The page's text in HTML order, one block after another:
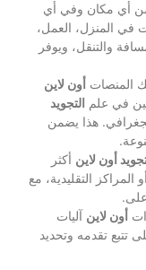
أي مكان وفي أي
المنزل، العمل،
والتنقل، ويوفر
المنصات أون لاين
في علم التجويد
هذا يضمن
أون لاين أكثر
التقليدية، مع
أون لاين آليات
تتبع تقدمه وتحديد